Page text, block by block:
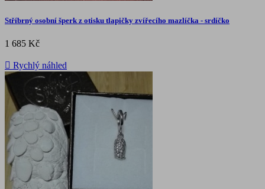
Stříbrný osobní šperk z otisku tlapičky zvířecího mazlíčka - srdíčko
1 685 Kč
 Rychlý náhled